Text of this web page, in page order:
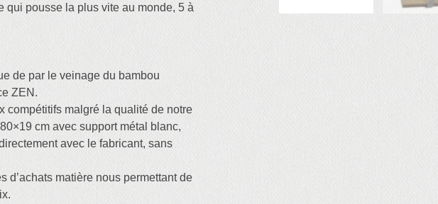
qui pousse la plus vite au monde, 5 à
de par le veinage du bambou
ZEN.
compétitifs malgré la qualité de notre
cm avec support métal blanc,
avec le fabricant, sans
d’achats matière nous permettant de